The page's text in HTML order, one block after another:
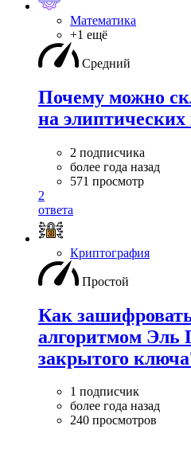
Математика
+1 ещё
Средний
Почему можно
на
2 подписчика
более года назад
571 просмотр
2
ответа
Криптография
Простой
Как
алгоритмом Эль
закрытого
1 подписчик
более года назад
240 просмотров